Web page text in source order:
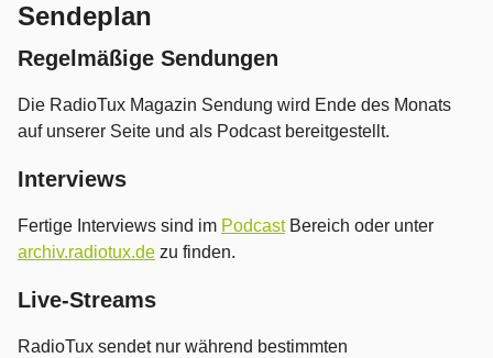
Sendeplan
Regelmäßige Sendungen
Die RadioTux Magazin Sendung wird Ende des Monats
auf unserer Seite und als Podcast bereitgestellt.
Interviews
Fertige Interviews sind im PodcastBereich oder unter
archiv.radiotux.de zu finden.
Live-Streams
RadioTux sendet nur während bestimmten